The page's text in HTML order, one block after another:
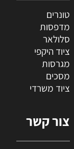
טונרים
מדפסות
סלולאר
ציוד היקפי
מגרסות
מסכים
ציוד משרדי
צור קשר